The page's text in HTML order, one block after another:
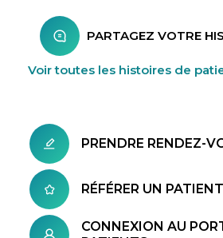
PARTAGEZ VOTRE
Voir toutes les histoires de
PRENDRE RENDEZ-
RÉFÉRER UN PATIENT
CONNEXION AU